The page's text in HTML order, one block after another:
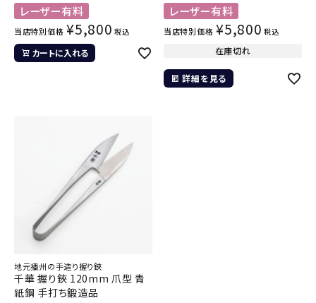
レーザー有料
当店特別価格 ¥5,800 税込
カートに入れる
レーザー有料
当店特別価格 ¥5,800 税込
在庫切れ
詳細を見る
地元播州の手造り握り鋏
千華 握り鋏 120mm 爪型 青
紙鋼 手打ち鍛造品